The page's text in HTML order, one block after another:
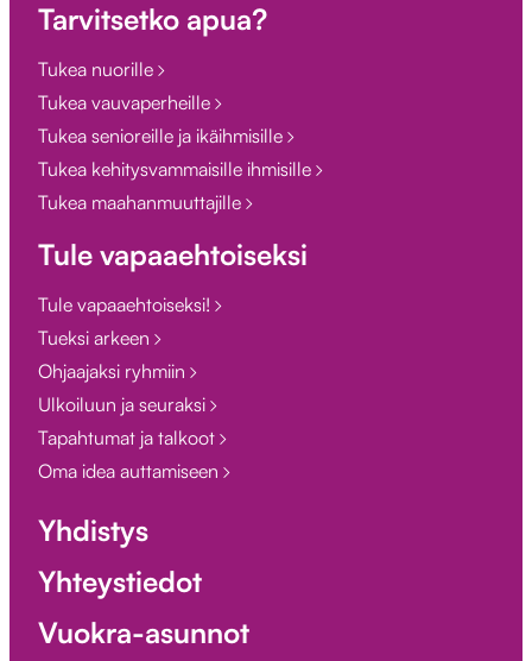
Tarvitsetko apua?
Tukea nuorille
Tukea vauvaperheille
Tukea senioreille ja ikäihmisille
Tukea kehitysvammaisille ihmisille
Tukea maahanmuuttajille
Tule vapaaehtoiseksi
Tule vapaaehtoiseksi!
Tueksi arkeen
Ohjaajaksi ryhmiin
Ulkoiluun ja seuraksi
Tapahtumat ja talkoot
Oma idea auttamiseen
Yhdistys
Yhteystiedot
Vuokra-asunnot